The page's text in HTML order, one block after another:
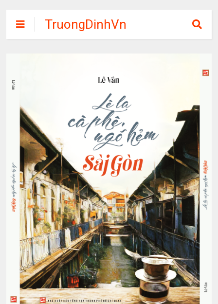
TruongDinhVn
Chia sẽ ebook,
tập miễn phí